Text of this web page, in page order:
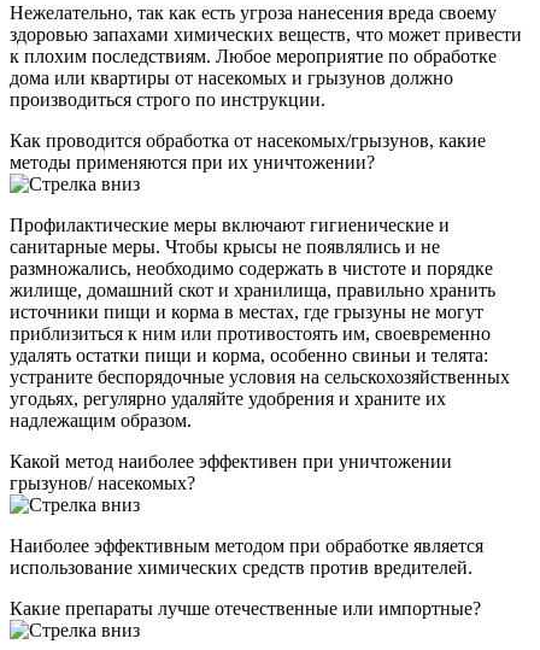
Нежелательно, так как есть угроза нанесения вреда своему
здоровью запахами химических веществ, что может привести
к плохим последствиям. Любое мероприятие по обработке
дома или квартиры от насекомых и грызунов должно
производиться строго по инструкции.
Как проводится обработка от насекомых/грызунов, какие
методы применяются при их уничтожении?
Профилактические меры включают гигиенические и
санитарные меры. Чтобы крысы не появлялись и не
размножались, необходимо содержать в чистоте и порядке
жилище, домашний скот и хранилища, правильно хранить
источники пищи и корма в местах, где грызуны не могут
приблизиться к ним или противостоять им, своевременно
удалять остатки пищи и корма, особенно свиньи и телята:
устраните беспорядочные условия на сельскохозяйственных
угодьях, регулярно удаляйте удобрения и храните их
надлежащим образом.
Какой метод наиболее эффективен при уничтожении
грызунов/ насекомых?
Наиболее эффективным методом при обработке является
использование химических средств против вредителей.
Какие препараты лучше отечественные или импортные?